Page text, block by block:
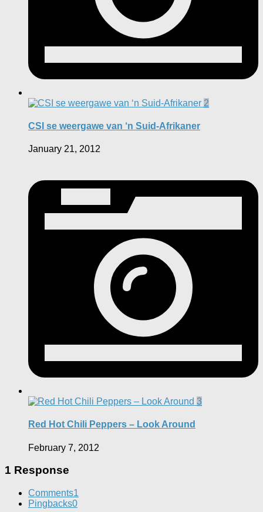
2
CSI se weergawe van ‘n Suid-Afrikaner
January 21, 2012
3
Red Hot Chili Peppers – Look Around
February 7, 2012
1 Response
Comments1
Pingbacks0